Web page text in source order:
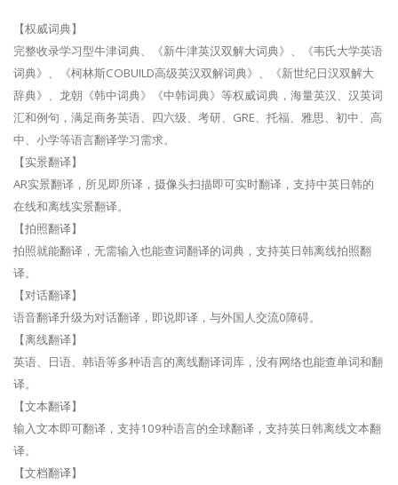
【权威词典】
完整收录学习型牛津词典、《新牛津英汉双解大词典》、《韦氏大学英语
词典》、《柯林斯COBUILD高级英汉双解词典》、《新世纪日汉双解大
辞典》、龙朝《韩中词典》《中韩词典》等权威词典，海量英汉、汉英词
汇和例句，满足商务英语、四六级、考研、GRE、托福、雅思、初中、高
中、小学等语言翻译学习需求。
【实景翻译】
AR实景翻译，所见即所译，摄像头扫描即可实时翻译，支持中英日韩的
在线和离线实景翻译。
【拍照翻译】
拍照就能翻译，无需输入也能查词翻译的词典，支持英日韩离线拍照翻
译。
【对话翻译】
语音翻译升级为对话翻译，即说即译，与外国人交流0障碍。
【离线翻译】
英语、日语、韩语等多种语言的离线翻译词库，没有网络也能查单词和翻
译。
【文本翻译】
输入文本即可翻译，支持109种语言的全球翻译，支持英日韩离线文本翻
译。
【文档翻译】